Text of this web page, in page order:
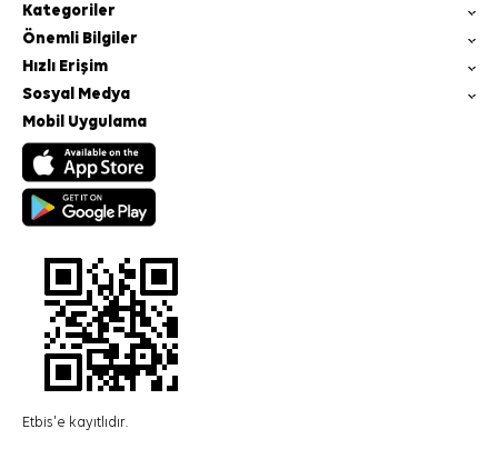
Kategoriler
Önemli Bilgiler
Hızlı Erişim
Sosyal Medya
Mobil Uygulama
Etbis'e kayıtlıdır.